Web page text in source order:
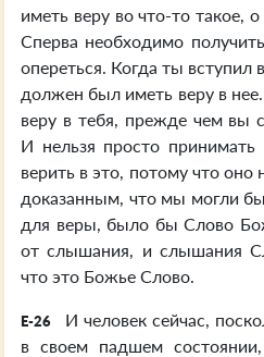
иметь веру во что-то такое,
Сперва необходимо
опереться. Когда ты вступил
должен был иметь веру в
веру в тебя, прежде чем вы
И нельзя просто принимать
верить в это, потому что
доказанным, что мы могли бы
для веры, было бы Слово
от слышания, и слышания
что это Божье Слово.
E-26
И человек сейчас,
в своем падшем